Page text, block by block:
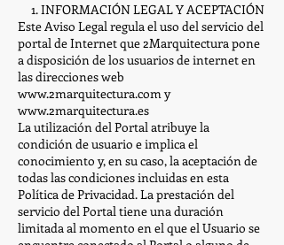
1. INFORMACIÓN LEGAL Y ACEPTACIÓN
Este Aviso Legal regula el uso del servicio del
portal de Internet que 2Marquitectura pone
a disposición de los usuarios de internet en
las direcciones web
www.2marquitectura.comy
www.2marquitectura.es
La utilización del Portal atribuye la
condición de usuario e implica el
conocimiento y, en su caso, la aceptación de
todas las condiciones incluidas en esta
Política de Privacidad. La prestación del
servicio del Portal tiene una duración
limitada al momento en el que el Usuario se